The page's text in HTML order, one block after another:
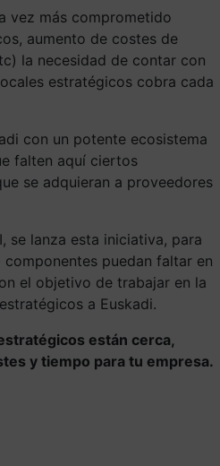
vez más comprometido
aumento de costes de
la necesidad de contar con
estratégicos cobra cada
con un potente ecosistema
falten aquí ciertos
se adquieran a proveedores
se lanza esta iniciativa, para
puedan faltar en
el objetivo de trabajar en la
a Euskadi.
están cerca,
y tiempo para tu empresa.